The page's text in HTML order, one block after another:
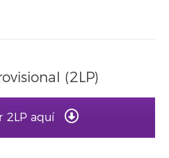
(2LP)
2LP aquí